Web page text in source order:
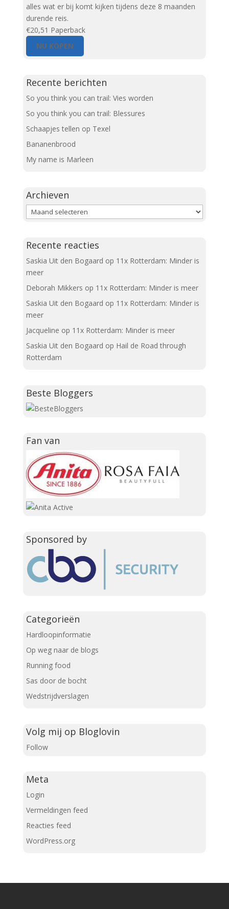
alles wat er bij komt kijken tijdens deze 8 maanden
durende reis.
€20,51 Paperback
NU KOPEN
Recente berichten
So you think you can trail: Vies worden
So you think you can trail: Blessures
Schaapjes tellen op Texel
Bananenbrood
My name is Marleen
Archieven
Archieven
Recente reacties
Saskia Uit den Bogaard op 11x Rotterdam: Minder is
meer
Deborah Mikkers op 11x Rotterdam: Minder is meer
Saskia Uit den Bogaard op 11x Rotterdam: Minder is
meer
Jacqueline op 11x Rotterdam: Minder is meer
Saskia Uit den Bogaard op Hail de Road through
Rotterdam
Beste Bloggers
Fan van
Sponsored by
Categorieën
Hardloopinformatie
Op weg naar de blogs
Running food
Sas door de bocht
Wedstrijdverslagen
Volg mij op Bloglovin
Follow
Meta
Login
Vermeldingen feed
Reacties feed
WordPress.org